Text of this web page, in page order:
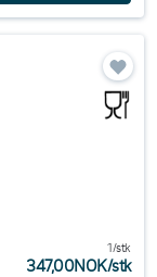
1/stk
347,00NOK/stk